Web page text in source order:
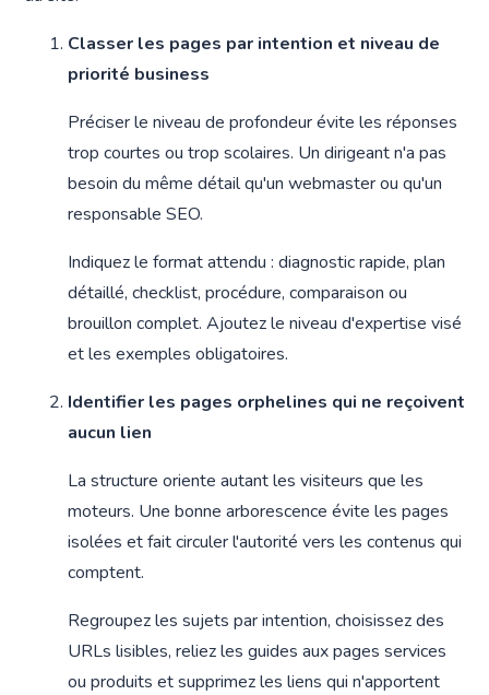
Classer les pages par intention et niveau de
priorité business
Préciser le niveau de profondeur évite les réponses
trop courtes ou trop scolaires. Un dirigeant n'a pas
besoin du même détail qu'un webmaster ou qu'un
responsable SEO.
Indiquez le format attendu : diagnostic rapide, plan
détaillé, checklist, procédure, comparaison ou
brouillon complet. Ajoutez le niveau d'expertise visé
et les exemples obligatoires.
Identifier les pages orphelines qui ne reçoivent
aucun lien
La structure oriente autant les visiteurs que les
moteurs. Une bonne arborescence évite les pages
isolées et fait circuler l'autorité vers les contenus qui
comptent.
Regroupez les sujets par intention, choisissez des
URLs lisibles, reliez les guides aux pages services
ou produits et supprimez les liens qui n'apportent